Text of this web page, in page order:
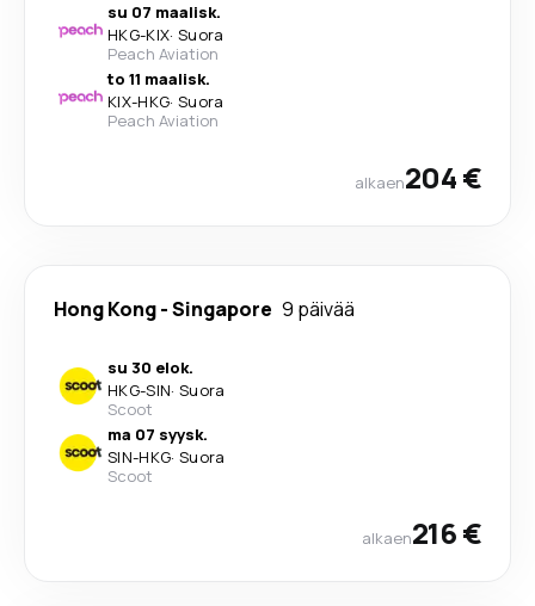
su 07 maalisk.
HKG-KIX· Suora
Peach Aviation
to 11 maalisk.
KIX-HKG· Suora
Peach Aviation
alkaen204 €
Hong Kong-Singapore 9 päivää
su 30 elok.
HKG-SIN· Suora
Scoot
ma 07 syysk.
SIN-HKG· Suora
Scoot
alkaen216 €